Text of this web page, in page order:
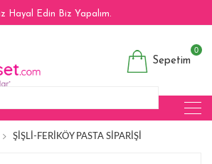
Hayal Edin Biz Yapalım.
Sepetim
0
ŞIŞLI-FERIKÖY PASTA SIPARIŞI